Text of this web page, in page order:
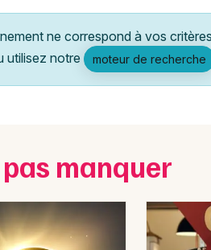
ne correspond à vos
utilisez notre
moteur de recherche
manquer